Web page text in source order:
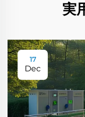
実
17
Dec